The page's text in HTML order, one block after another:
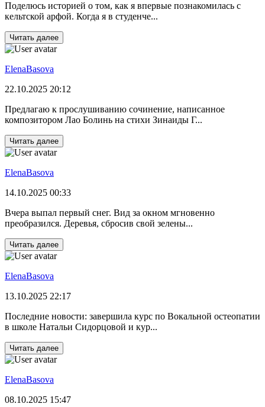
Поделюсь историей о том, как я впервые познакомилась с
кельтской арфой. Когда я в студенче...
Читать далее
ElenaBasova
22.10.2025 20:12
Предлагаю к прослушиванию сочинение, написанное
композитором Лао Болинь на стихи Зинаиды Г...
Читать далее
ElenaBasova
14.10.2025 00:33
Вчера выпал первый снег. Вид за окном мгновенно
преобразился. Деревья, сбросив свой зелены...
Читать далее
ElenaBasova
13.10.2025 22:17
Последние новости: завершила курс по Вокальной остеопатии
в школе Натальи Сидорцовой и кур...
Читать далее
ElenaBasova
08.10.2025 15:47